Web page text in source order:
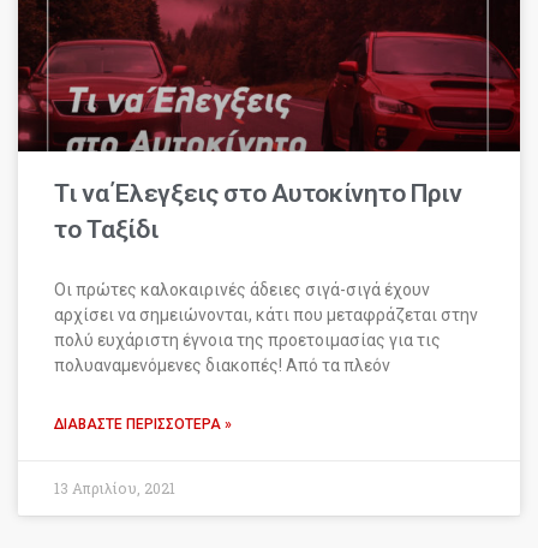
Τι να Έλεγξεις στο Αυτοκίνητο Πριν
το Ταξίδι
Οι πρώτες καλοκαιρινές άδειες σιγά-σιγά έχουν
αρχίσει να σημειώνονται, κάτι που μεταφράζεται στην
πολύ ευχάριστη έγνοια της προετοιμασίας για τις
πολυαναμενόμενες διακοπές! Από τα πλεόν
ΔΙΑΒΆΣΤΕ ΠΕΡΙΣΣΌΤΕΡΑ »
13 Απριλίου, 2021